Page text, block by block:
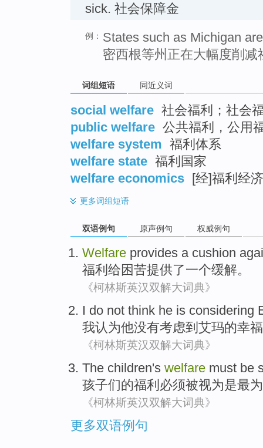
sick. 社会保障金
例： States such as Michigan
密西根等州正在大幅度削减
词组短语 同近义词
social welfare 社会福利；社会
public welfare 公共福利，公用
welfare system 福利体系
welfare state 福利国家
welfare economics [经]福利经
更多词组短语
双语例句 原声例句 权威例句
Welfare provides a cushion
福利 给 困苦提供了一个缓解。
《柯林斯英汉双解大词典》
I do not think he is considering
我认为他没有考虑到 艾玛的幸福
《柯林斯英汉双解大词典》
The children's welfare must be
孩子们的福利 必须被视为是最
《柯林斯英汉双解大词典》
更多双语例句